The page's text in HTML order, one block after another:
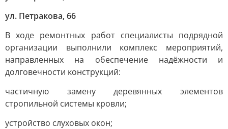
ул. Петракова, 66
В ходе ремонтных работ специалисты подрядной
организации выполнили комплекс мероприятий,
направленных на обеспечение надёжности и
долговечности конструкций:
частичную замену деревянных элементов
стропильной системы кровли;
устройство слуховых окон;